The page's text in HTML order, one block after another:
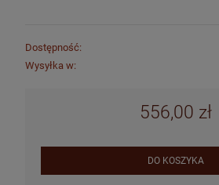
Dostępność:
Wysyłka w:
556,00 zł
DO KOSZYKA